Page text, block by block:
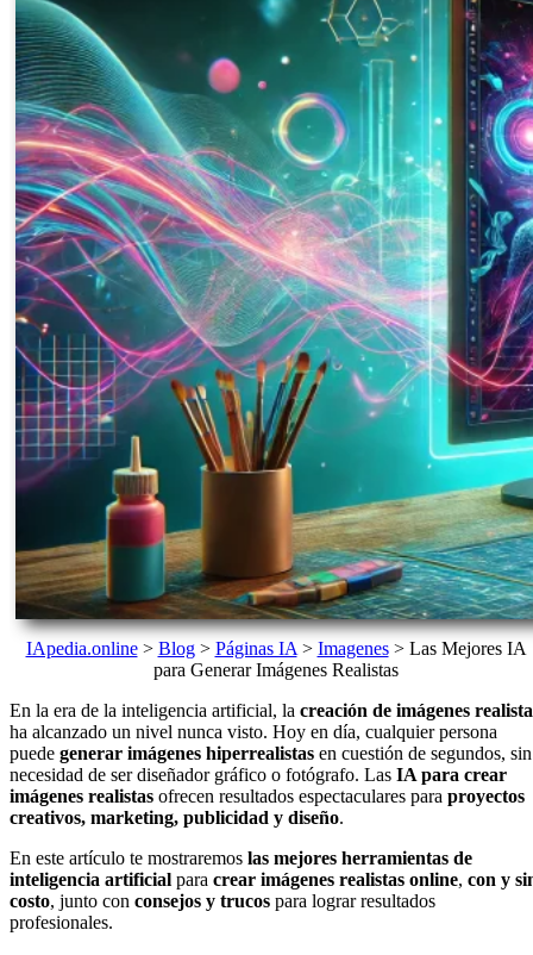
IApedia.online> Blog> Páginas IA > Imagenes> Las Mejores IA
para Generar Imágenes Realistas
En la era de la inteligencia artificial, la creación de imágenes
ha alcanzado un nivel nunca visto. Hoy en día, cualquier persona
puede generar imágenes hiperrealistas en cuestión de segundos, sin
necesidad de ser diseñador gráfico o fotógrafo. Las IA para crear
imágenes realistas ofrecen resultados espectaculares para proyectos
creativos, marketing, publicidad y diseño.
En este artículo te mostraremos las mejores herramientas de
inteligencia artificial para crear imágenes realistas online, con y
costo, junto con consejos y trucos para lograr resultados
profesionales.